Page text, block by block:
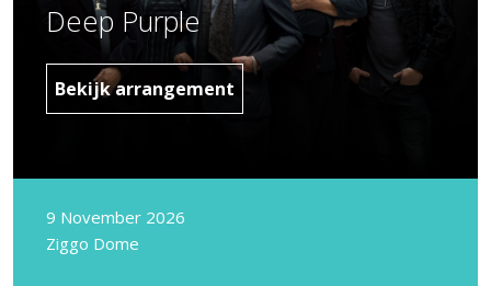
Deep Purple
Bekijk arrangement
9 November 2026
Ziggo Dome